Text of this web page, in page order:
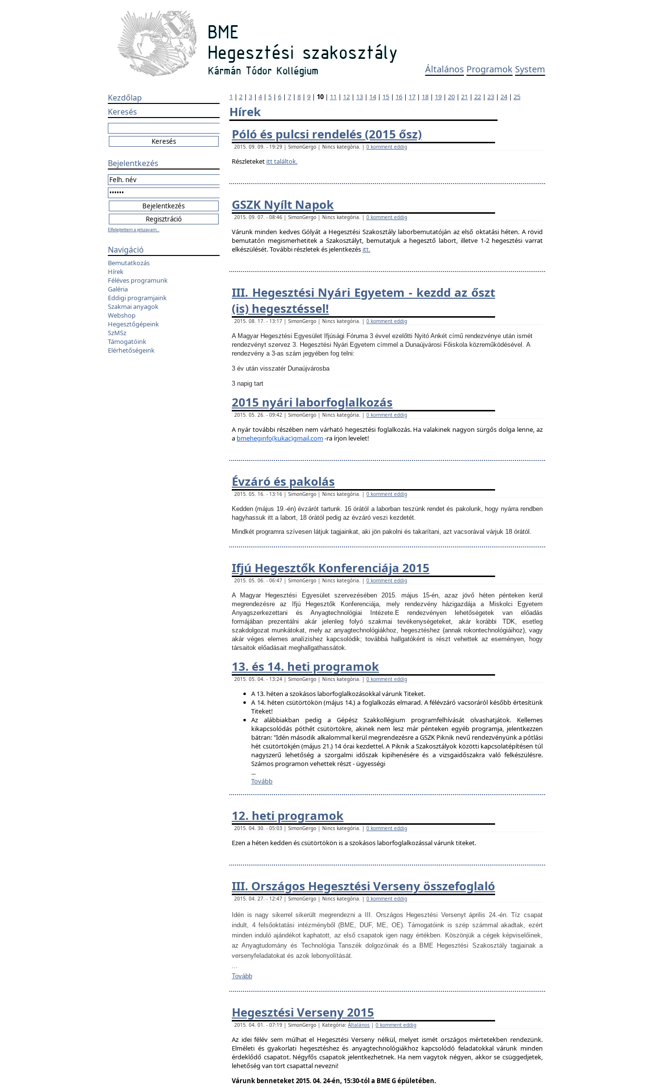
Általános Programok System
Kezdőlap
Keresés
Bejelentkezés
Elfelejtettem a jelszavam...
Navigáció
Bemutatkozás
Hírek
Féléves programunk
Galéria
Eddigi programjaink
Szakmai anyagok
Webshop
Hegesztőgépeink
SzMSz
Támogatóink
Elérhetőségeink
1 | 2 | 3 | 4| 5 | 6 | 7 | 8 | 9 | 10 | 11 | 12 | 13 | 14| 15 | 16 | 17 | 18 | 19 | 20 | 21 | 22 | 23 | 24| 25
Hírek
Póló és pulcsi rendelés (2015 ősz)
2015. 09. 09. - 19:29 | SimonGergo | Nincs kategória. | 0 komment eddig
Részleteket itt találtok.
GSZK Nyílt Napok
2015. 09. 07. - 08:46 | SimonGergo | Nincs kategória. | 0 komment eddig
Várunk minden kedves Gólyát a Hegesztési Szakosztály laborbemutatóján az első oktatási héten. A rövid
bemutatón megismerhetitek a Szakosztályt, bemutatjuk a hegesztő labort, illetve 1-2 hegesztési varrat
elkészülését. További részletek és jelentkezés itt.
III. Hegesztési Nyári Egyetem - kezdd az őszt
(is) hegesztéssel!
2015. 08. 17. - 13:17 | SimonGergo | Nincs kategória. | 0 komment eddig
A Magyar Hegesztési Egyesület Ifjúsági Fóruma 3 évvel ezelőtti Nyitó Ankét című rendezvénye után ismét
rendezvényt szervez 3. Hegesztési Nyári Egyetem címmel a Dunaújvárosi Főiskola közreműködésével. A
rendezvény a 3-as szám jegyében fog telni:
3 év után visszatér Dunaújvárosba
3 napig tart
2015 nyári laborfoglalkozás
2015. 05. 26. - 09:42 | SimonGergo | Nincs kategória. | 0 komment eddig
A nyár további részében nem várható hegesztési foglalkozás. Ha valakinek nagyon sürgős dolga lenne, az
a bmeheginfo(kukac)gmail.com-ra írjon levelet!
Évzáró és pakolás
2015. 05. 16. - 13:16 | SimonGergo | Nincs kategória. | 0 komment eddig
Kedden (május 19.-én) évzárót tartunk. 16 órától a laborban teszünk rendet és pakolunk, hogy nyárra rendben
hagyhassuk itt a labort, 18 órától pedig az évzáró veszi kezdetét.
Mindkét programra szívesen látjuk tagjainkat, aki jön pakolni és takarítani, azt vacsorával várjuk 18 órától.
Ifjú Hegesztők Konferenciája 2015
2015. 05. 06. - 06:47 | SimonGergo | Nincs kategória. | 0 komment eddig
A Magyar Hegesztési Egyesület szervezésében 2015. május 15-én, azaz jövő héten pénteken kerül
megrendezésre az Ifjú Hegesztők Konferenciája, mely rendezvény házigazdája a Miskolci Egyetem
Anyagszerkezettani és Anyagtechnológiai Intézete. E rendezvényen lehetőségetek van előadás
formájában prezentálni akár jelenleg folyó szakmai tevékenységeteket, akár korábbi TDK, esetleg
szakdolgozat munkátokat, mely az anyagtechnológiákhoz, hegesztéshez (annak rokontechnológiáihoz), vagy
akár véges elemes analízishez kapcsolódik; továbbá hallgatóként is részt vehettek az eseményen, hogy
társaitok előadásait meghallgathassátok.
13. és 14. heti programok
2015. 05. 04. - 13:24 | SimonGergo | Nincs kategória. | 0 komment eddig
A 13. héten a szokásos laborfoglalkozásokkal várunk Titeket.
A 14. héten csütörtökön (május 14.) a foglalkozás elmarad. A félévzáró vacsoráról később értesítünk
Titeket!
Az alábbiakban pedig a Gépész Szakkollégium programfelhívását olvashatjátok. Kellemes
kikapcsolódás póthét csütörtökre, akinek nem lesz már pénteken egyéb programja, jelentkezzen
bátran: "Idén második alkalommal kerül megrendezésre a GSZK Piknik nevű rendezvényünk a pótlási
hét csütörtökjén (május 21.) 14 órai kezdettel. A Piknik a Szakosztályok közötti kapcsolatépítésen túl
nagyszerű lehetőség a szorgalmi időszak kipihenésére és a vizsgaidőszakra való felkészülésre.
Számos programon vehettek részt - ügyességi
...
Tovább
12. heti programok
2015. 04. 30. - 05:03 | SimonGergo | Nincs kategória. | 0 komment eddig
Ezen a héten kedden és csütörtökön is a szokásos laborfoglalkozással várunk titeket.
III. Országos Hegesztési Verseny összefoglaló
2015. 04. 27. - 12:47 | SimonGergo | Nincs kategória. | 0 komment eddig
Idén is nagy sikerrel sikerült megrendezni a III. Országos Hegesztési Versenyt április 24.-én. Tíz csapat
indult, 4 felsőoktatási intézményből (BME, DUF, ME, OE). Támogatóink is szép számmal akadtak, ezért
minden induló ajándékot kaphatott, az első csapatok igen nagy értékben. Köszönjük a cégek képviselőinek,
az Anyagtudomány és Technológia Tanszék dolgozóinak és a BME Hegesztési Szakosztály tagjainak a
versenyfeladatokat és azok lebonyolítását.
...
Tovább
Hegesztési Verseny 2015
2015. 04. 01. - 07:19 | SimonGergo | Kategória: Általános | 0 komment eddig
Az idei félév sem múlhat el Hegesztési Verseny nélkül, melyet ismét országos mértetekben rendezünk.
Elméleti és gyakorlati hegesztéshez és anyagtechnológiákhoz kapcsolódó feladatokkal várunk minden
érdeklődő csapatot. Négyfős csapatok jelentkezhetnek. Ha nem vagytok négyen, akkor se csüggedjetek,
lehetőség van tört csapattal nevezni!
Várunk benneteket 2015. 04. 24-én, 15:30-tól a BME G épületében.